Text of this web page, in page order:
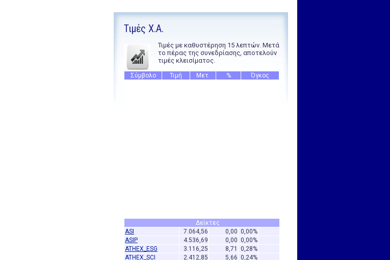
Τιμές Χ.Α.
Τιμές με καθυστέρηση 15 λεπτών. Μετά
το πέρας της συνεδρίασης, αποτελούν
τιμές κλεισίματος.
Σύμβολο Τιμή Μετ. % Όγκος
Δείκτες
ASI
7.064,56 0,00 0,00%
ASIP
4.536,69 0,00 0,00%
ATHEX_ESG
3.116,25 8,71 0,28%
ATHEX_SCI
2.412,85 5,66 0,24%